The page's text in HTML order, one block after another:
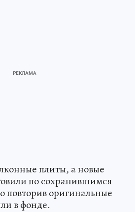
плиты, а новые
по сохранившимся
повторив оригинальные
в фонде.